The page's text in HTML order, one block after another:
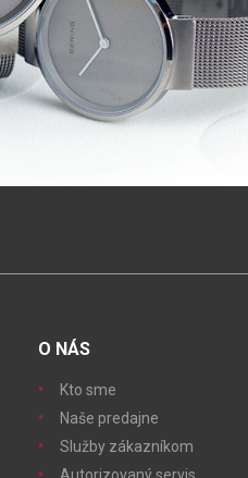
O NÁS
Kto sme
Naše predajne
Služby zákazníkom
Autorizovaný servis